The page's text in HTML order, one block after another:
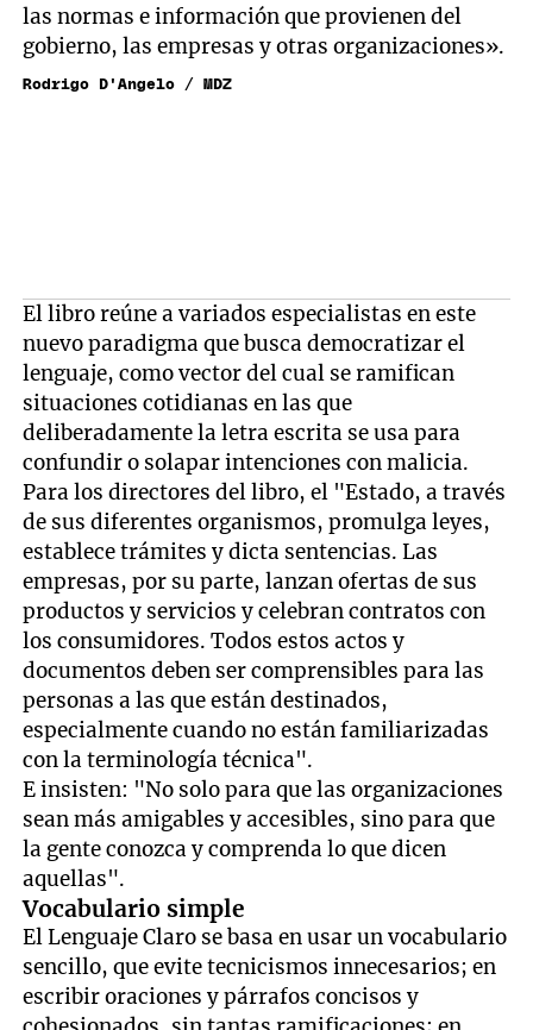
las normas e información que provienen del
gobierno, las empresas y otras organizaciones».
Rodrigo D'Angelo / MDZ
El libro reúne a variados especialistas en este
nuevo paradigma que busca democratizar el
lenguaje, como vector del cual se ramifican
situaciones cotidianas en las que
deliberadamente la letra escrita se usa para
confundir o solapar intenciones con malicia.
Para los directores del libro, el "Estado, a través
de sus diferentes organismos, promulga leyes,
establece trámites y dicta sentencias. Las
empresas, por su parte, lanzan ofertas de sus
productos y servicios y celebran contratos con
los consumidores. Todos estos actos y
documentos deben ser comprensibles para las
personas a las que están destinados,
especialmente cuando no están familiarizadas
con la terminología técnica".
E insisten: "No solo para que las organizaciones
sean más amigables y accesibles, sino para que
la gente conozca y comprenda lo que dicen
aquellas".
Vocabulario simple
El Lenguaje Claro se basa en usar un vocabulario
sencillo, que evite tecnicismos innecesarios; en
escribir oraciones y párrafos concisos y